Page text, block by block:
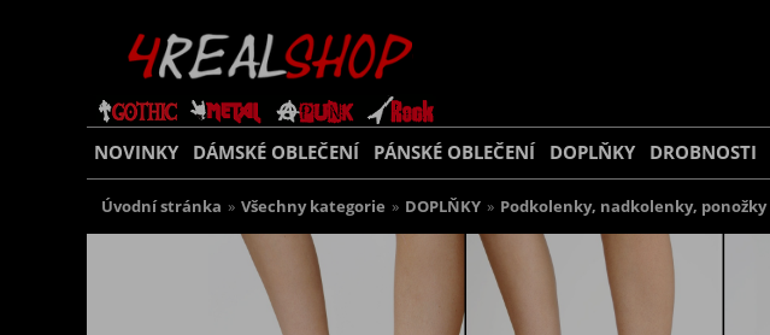
NOVINKY DÁMSKÉ OBLEČENÍ PÁNSKÉ OBLEČENÍ DOPLŇKY DROBNOSTI
Úvodní stránka » Všechny kategorie » DOPLŇKY » Podkolenky, nadkolenky, ponožky